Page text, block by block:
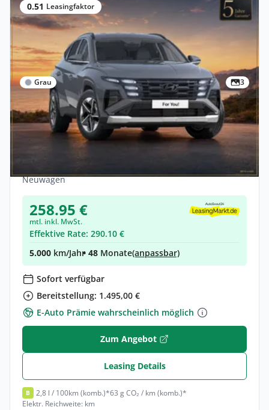
0.51 Leasingfaktor
Grau 3
Privat Neu
Hyundai TUCSON PHEV Trend & Matrix-
LED 🚗 Einzelstück, Sofort lieferbar❗
Hybrid •
Neuwagen
258.95 €
mtl. inkl. MwSt.
Effektive Rate: 290.10 €
5.000 km/Jahr• 48 Monate(anpassbar)
Sofort verfügbar
Bereitstellung: 1.495,00 €
E-Auto Prämie wahrscheinlich möglich
Zum Angebot
Leasing Details
B 2,8 l / 100km (komb.)*63 g CO₂ / km (komb.)*
Elektr. Reichweite: km